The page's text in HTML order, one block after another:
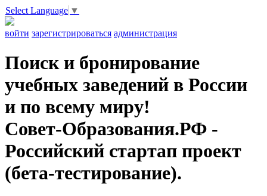
Select Language ▼
войти зарегистрироваться администрация
Поиск и бронирование
учебных заведений в России
и по всему миру!
Совет-Образования.РФ -
Российский стартап проект
(бета-тестирование).